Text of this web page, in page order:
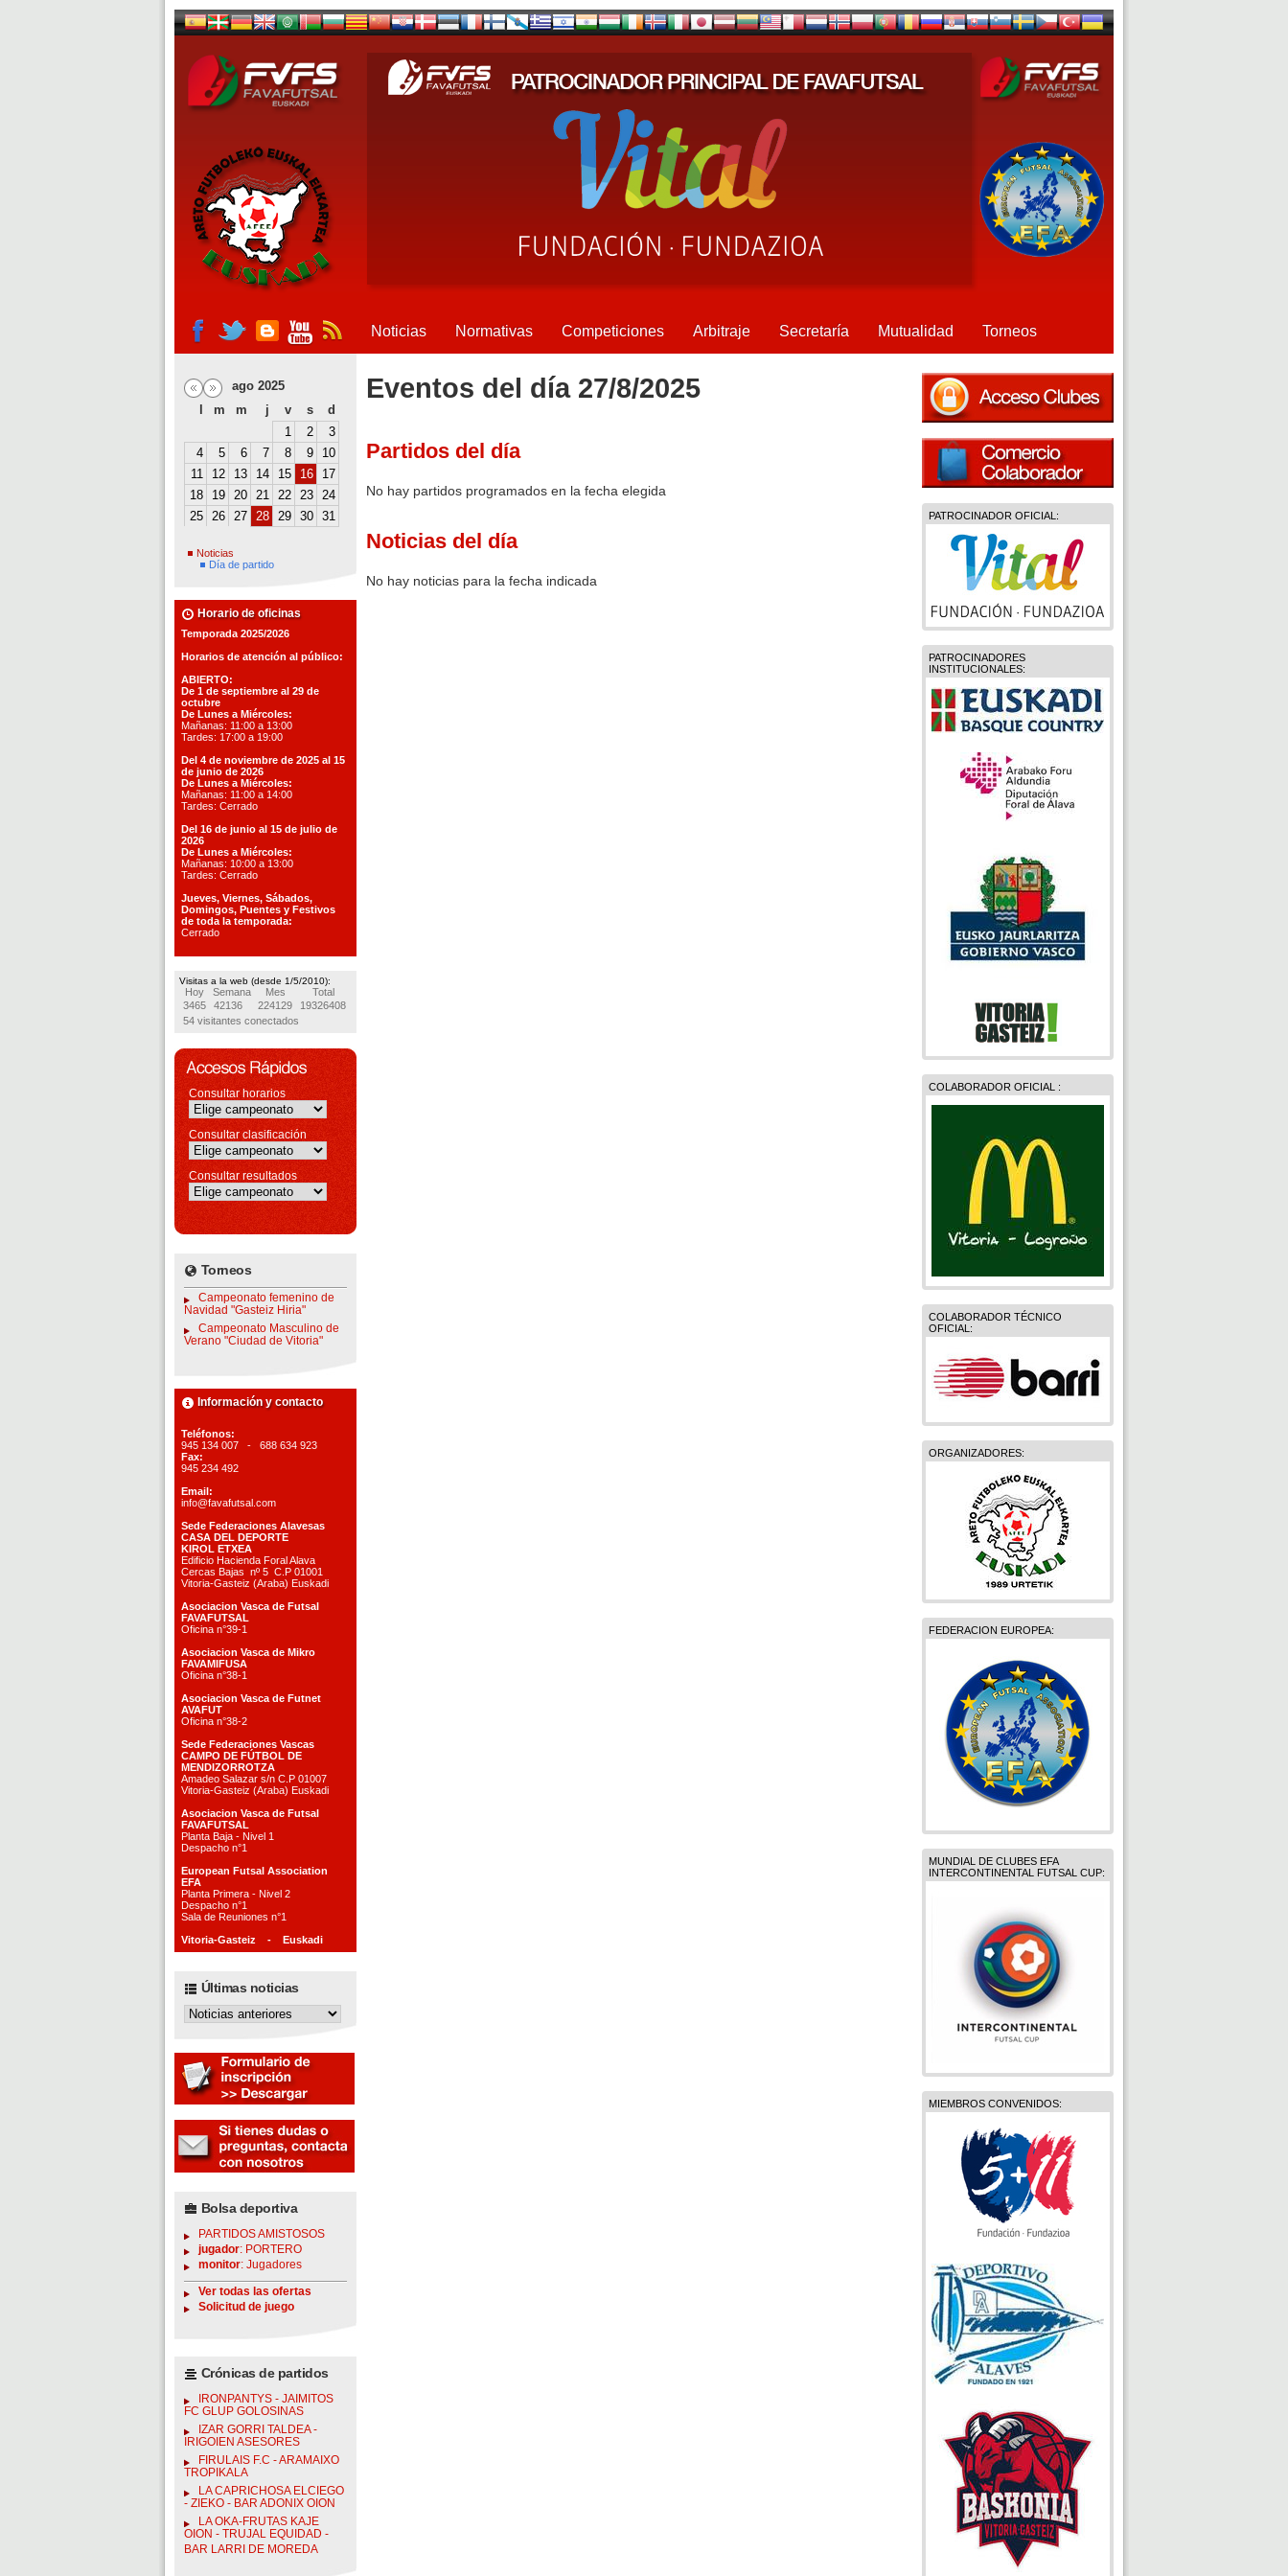
Noticias Normativas Competiciones Arbitraje Secretaría Mutualidad Torneos
ago 2025
m m j v s
d
1
2
3
4
5 6 7 8 9
10
11
12 13 14 15 16
17
18
19 20 21 22 23 24
25 26 27 28 29 30 31
Noticias
Día de partido
Horario de oficinas
Temporada 2025/2026
Horarios de atención al público:
ABIERTO:
De 1 de septiembre al 29 de
octubre
De Lunes a Miércoles:
Mañanas: 11:00 a 13:00
Tardes: 17:00 a 19:00
Del 4 de noviembre de 2025 al 15
de junio de 2026
De Lunes a Miércoles:
Mañanas: 11:00 a 14:00
Tardes: Cerrado
Del 16 de junio al 15 de julio de
2026
De Lunes a Miércoles:
Mañanas: 10:00 a 13:00
Tardes: Cerrado
Jueves, Viernes, Sábados,
Domingos, Puentes y Festivos
de toda la temporada:
Cerrado
Visitas a la web (desde 1/5/2010):
Hoy Semana Mes
Total
3465
42136 224129
19326408
54 visitantes conectados
Consultar horarios
Consultar clasificación
Consultar resultados
Torneos
Campeonato femenino de
Navidad "Gasteiz Hiria"
Campeonato Masculino de
Verano "Ciudad de Vitoria"
Información y contacto
Teléfonos:
945 134 007 - 688 634 923
Fax:
945 234 492
Email:
info@favafutsal.com
Sede Federaciones Alavesas
CASA DEL DEPORTE
KIROL ETXEA
Edificio Hacienda Foral Alava
Cercas Bajas nº 5 C.P 01001
Vitoria-Gasteiz (Araba) Euskadi
Asociacion Vasca de Futsal
FAVAFUTSAL
Oficina n°39-1
Asociacion Vasca de Mikro
FAVAMIFUSA
Oficina n°38-1
Asociacion Vasca de Futnet
AVAFUT
Oficina n°38-2
Sede Federaciones Vascas
CAMPO DE FÚTBOL DE
MENDIZORROTZA
Amadeo Salazar s/n C.P 01007
Vitoria-Gasteiz (Araba) Euskadi
Asociacion Vasca de Futsal
FAVAFUTSAL
Planta Baja - Nivel 1
Despacho n°1
European Futsal Association
EFA
Planta Primera - Nivel 2
Despacho n°1
Sala de Reuniones n°1
Vitoria-Gasteiz - Euskadi
Últimas noticias
Bolsa deportiva
PARTIDOS AMISTOSOS
jugador: PORTERO
monitor: Jugadores
Ver todas las ofertas
Solicitud de juego
Crónicas de partidos
IRONPANTYS - JAIMITOS
FC GLUP GOLOSINAS
IZAR GORRI TALDEA -
IRIGOIEN ASESORES
FIRULAIS F.C - ARAMAIXO
TROPIKALA
LA CAPRICHOSA ELCIEGO
- ZIEKO - BAR ADONIX OION
LA OKA-FRUTAS KAJE
OION - TRUJAL EQUIDAD -
BAR LARRI DE MOREDA
PATROCINADOR OFICIAL:
PATROCINADORES
INSTITUCIONALES:
COLABORADOR OFICIAL :
COLABORADOR TÉCNICO
OFICIAL:
ORGANIZADORES:
FEDERACION EUROPEA:
MUNDIAL DE CLUBES EFA
INTERCONTINENTAL FUTSAL CUP:
MIEMBROS CONVENIDOS:
Eventos del día 27/8/2025
Partidos del día
No hay partidos programados en la fecha elegida
Noticias del día
No hay noticias para la fecha indicada